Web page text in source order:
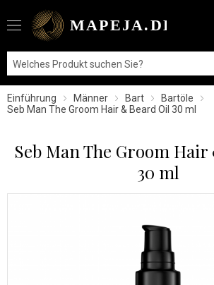
Einführung Männer Bart
Bartöle
Seb Man The Groom Hair & Beard Oil 30 ml
Seb Man The Groom
30 ml